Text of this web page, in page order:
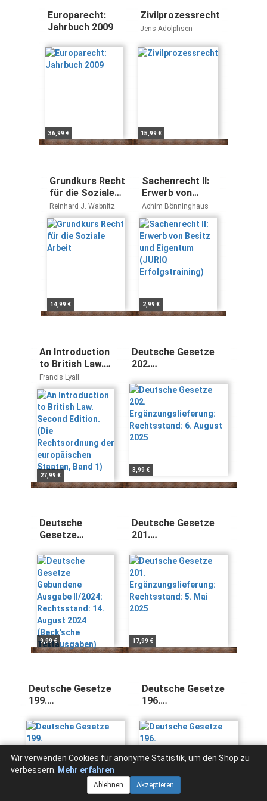
Klaus Stern, Christian
Tomuschat, Christoph
Vedder
Europarecht:
Jahrbuch 2009
36,99 €
Zivilprozessrecht
Jens Adolphsen
15,99 €
Grundkurs Recht
für die Soziale
Arbeit
Reinhard J. Wabnitz
14,99 €
Sachenrecht II:
Erwerb von
Besitz und
Eigentum (JURIQ
Erfolgstraining)
Achim Bönninghaus
2,99 €
An Introduction
to British Law.
Second Edition.
(Die
Rechtsordnung
der
europäischen
Staaten, Band 1)
Francis Lyall
27,99 €
Deutsche Gesetze
202.
Rechtsstand: 6.
August 2025
3,99 €
Deutsche
Gesetze
Ausgabe II/2024:
Rechtsstand: 14.
August 2024
(Beck'sche
Textausgaben)
9,99 €
Deutsche Gesetze
201.
Rechtsstand: 5. Mai
2025
17,99 €
Deutsche Gesetze
199.
Rechtsstand: 14.
August 2024
Deutsche Gesetze
196.
Rechtsstand: 1.
November 2023
Wir verwenden Cookies für anonyme Statistik, um den Shop zu
verbessern.
Mehr erfahren
Ablehnen Akzeptieren